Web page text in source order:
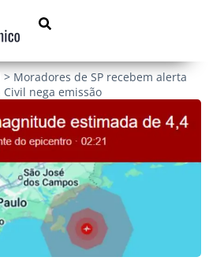
> Moradores de SP recebem alerta
nega emissão